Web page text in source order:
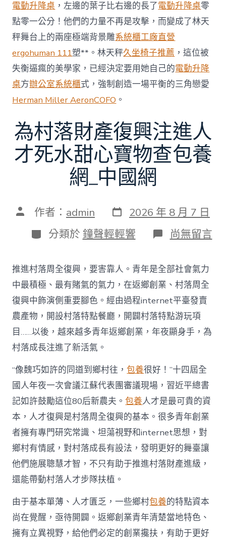
電動升降桌 ，左邊的葉子比右邊的長了電動升降桌零
點零一公分！他們的力量不再是攻擊，而變成了林天
秤舞台上的兩座極端背景雕系統櫃工廠直營
ergohuman 111塑**。林天秤久坐椅子推薦 ，這位被
失衡逼瘋的美學家，已經決定要用她自己的電動升降
桌方辦公室系統櫃式，強制創造一場平衡的三角戀愛
Herman Miller AeronCOFO 。
為村落財產復興注進人
才死水甜心寶物查包養
網_中國網
文 作者： admin 發
表
日
期
2026 年 8 月 7 日
分
類
分類於 鐘聲輕輕響 在
〈為
落
財
產
復
興
注
進
人
水
甜
心
寶
物
查
包
養
網
_
中
中
尚無留言
推進村落周全復興，要害靠人。青年是全部社會氣力
中最積極、最有賭氣的氣力，在返鄉創業、村落周全
復興中飾演側重要腳色。經由過程internet平臺發賣
農產物，開設村落特點餐廳，開闢村落特點游玩項
目……以後，越來越多青年返鄉創業，年夜顯身手，為
村落成長注進了新活氣。
“像魏巧如許的同道到鄉村往，包養很好！”十四屆全
國人年夜一次會議江蘇代表團審議現場，習近平總書
記如許鼓勵這位80后新農夫。包養人才是最可貴的資
本，人才復興是村落周全復興的基本。很多青年創業
者擁有專門研究常識、坦蕩視野和internet思想，對
鄉村有情感，對村落成長有設法，發明更好的舞臺讓
他們施展聰慧才智，不只有助于推進村落財產進級，
還能帶動村落人才步隊扶植。
由于基本單薄、人才匱乏，一些鄉村包養的特點資本
尚在覺醒，亟待開闢。返鄉創業青年清楚當地特色、
擁有立異視野，給他們必定的創業攙扶，有助于更好